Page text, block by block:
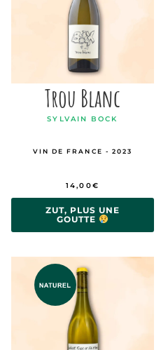
Trou Blanc
SYLVAIN BOCK
VIN DE FRANCE - 2023
14,00€
ZUT, PLUS UNE
GOUTTE